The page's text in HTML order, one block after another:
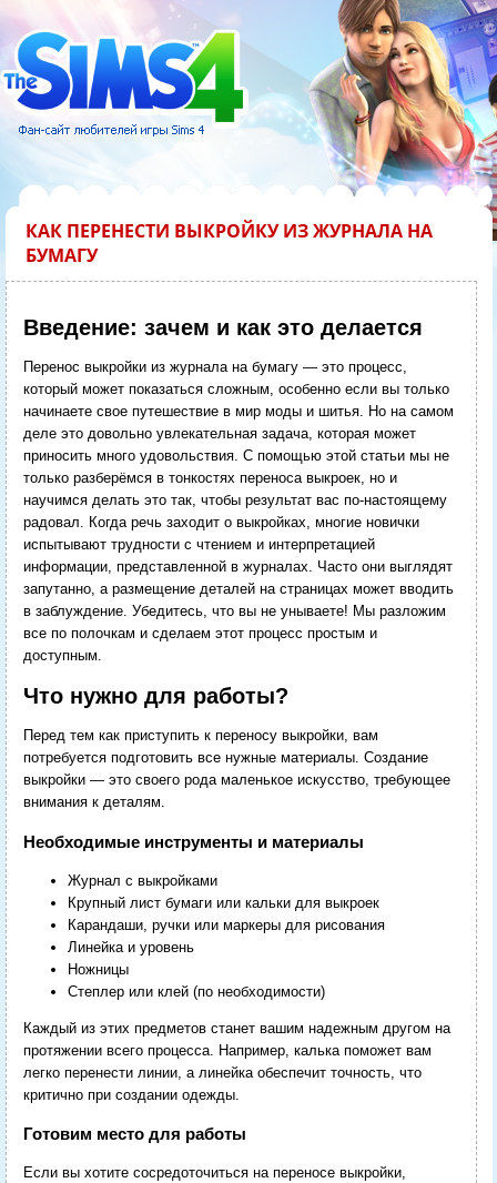
КАК ПЕРЕНЕСТИ ВЫКРОЙКУ ИЗ ЖУРНАЛА НА
БУМАГУ
Введение: зачем и как это делается
Перенос выкройки из журнала на бумагу — это процесс,
который может показаться сложным, особенно если вы только
начинаете свое путешествие в мир моды и шитья. Но на самом
деле это довольно увлекательная задача, которая может
приносить много удовольствия. С помощью этой статьи мы не
только разберёмся в тонкостях переноса выкроек, но и
научимся делать это так, чтобы результат вас по-настоящему
радовал. Когда речь заходит о выкройках, многие новички
испытывают трудности с чтением и интерпретацией
информации, представленной в журналах. Часто они выглядят
запутанно, а размещение деталей на страницах может вводить
в заблуждение. Убедитесь, что вы не унываете! Мы разложим
все по полочкам и сделаем этот процесс простым и
доступным.
Что нужно для работы?
Перед тем как приступить к переносу выкройки, вам
потребуется подготовить все нужные материалы. Создание
выкройки — это своего рода маленькое искусство, требующее
внимания к деталям.
Необходимые инструменты и материалы
Журнал с выкройками
Крупный лист бумаги или кальки для выкроек
Карандаши, ручки или маркеры для рисования
Линейка и уровень
Ножницы
Степлер или клей (по необходимости)
Каждый из этих предметов станет вашим надежным другом на
протяжении всего процесса. Например, калька поможет вам
легко перенести линии, а линейка обеспечит точность, что
критично при создании одежды.
Готовим место для работы
Если вы хотите сосредоточиться на переносе выкройки,